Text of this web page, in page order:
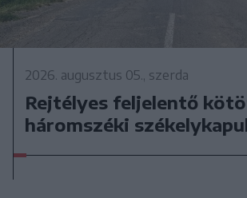
2026. augusztus 05., szerda
Rejtélyes feljelentő
háromszéki